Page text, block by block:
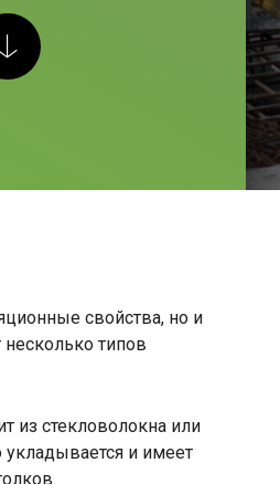
свойства, но и
несколько типов
из стекловолокна или
укладывается и имеет